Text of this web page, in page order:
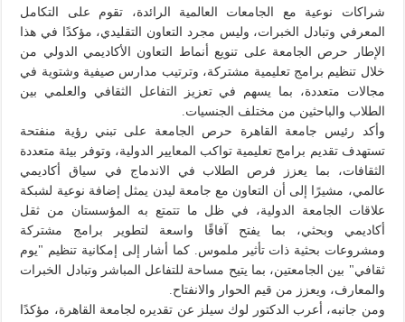
شراكات نوعية مع الجامعات العالمية الرائدة، تقوم على التكامل
المعرفي وتبادل الخبرات، وليس مجرد التعاون التقليدي، مؤكدًا في هذا
الإطار حرص الجامعة على تنويع أنماط التعاون الأكاديمي الدولي من
خلال تنظيم برامج تعليمية مشتركة، وترتيب مدارس صيفية وشتوية في
مجالات متعددة، بما يسهم في تعزيز التفاعل الثقافي والعلمي بين
الطلاب والباحثين من مختلف الجنسيات.
وأكد رئيس جامعة القاهرة حرص الجامعة على تبني رؤية منفتحة
تستهدف تقديم برامج تعليمية تواكب المعايير الدولية، وتوفر بيئة متعددة
الثقافات، بما يعزز فرص الطلاب في الاندماج في سياق أكاديمي
عالمي، مشيرًا إلى أن التعاون مع جامعة ليدن يمثل إضافة نوعية لشبكة
علاقات الجامعة الدولية، في ظل ما تتمتع به المؤسستان من ثقل
أكاديمي وبحثي، بما يفتح آفاقًا واسعة لتطوير برامج مشتركة
ومشروعات بحثية ذات تأثير ملموس. كما أشار إلى إمكانية تنظيم "يوم
ثقافي" بين الجامعتين، بما يتيح مساحة للتفاعل المباشر وتبادل الخبرات
والمعارف، ويعزز من قيم الحوار والانفتاح.
ومن جانبه، أعرب الدكتور لوك سيلز عن تقديره لجامعة القاهرة، مؤكدًا